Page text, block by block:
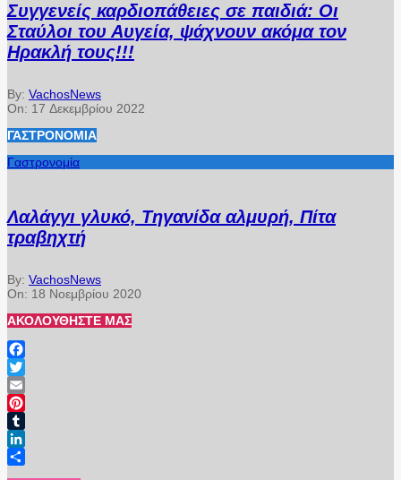
Συγγενείς καρδιοπάθειες σε παιδιά: Οι
Σταύλοι του Αυγεία, ψάχνουν ακόμα τον
Ηρακλή τους!!!
By: VachosNews
On: 17 Δεκεμβρίου 2022
ΓΑΣΤΡΟΝΟΜΊΑ
Γαστρονομία
Λαλάγγι γλυκό, Τηγανίδα αλμυρή, Πίτα
τραβηχτή
By: VachosNews
On: 18 Νοεμβρίου 2020
ΑΚΟΛΟΥΘΉΣΤΕ ΜΑΣ
Facebook
Twitter
Email
Pinterest
Tumblr
LinkedIn